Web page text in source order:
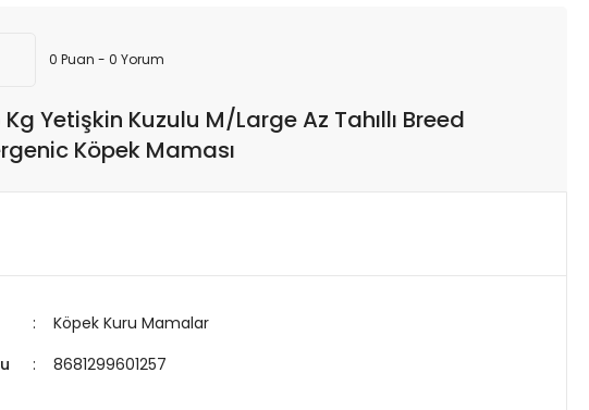
0 Puan - 0 Yorum
Kg Yetişkin Kuzulu M/Large Az Tahıllı Breed
Köpek Maması
Köpek Kuru Mamalar
8681299601257